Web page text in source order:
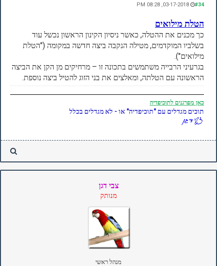
#34
הטלת מילואים
כך מכנים את ההטלה, כאשר ניסיון הקינון הראשון נכשל עוד
בשלביו המוקדמים, מטילה הנקבה ביצה חדשה במקומה ("הטלת
מילואים").
בגרעיני הרבייה משתמשים בתכונה זו – מרחיקים מן הקן את הביצה
הראשונה עם הטלתה, ומאלצים את בני הזוג להטיל ביצה נוספת.
כאן מפרגנים לתוכיפדיה
תוכים מגדלים עם "תוכיפדיה" או - לא מגדלים בכלל
צבי דגן
מנותק
מנהל ראשי